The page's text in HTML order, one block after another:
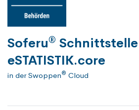
Soferu® Schnittstelle
eSTATISTIK.core
in der Swoppen® Cloud